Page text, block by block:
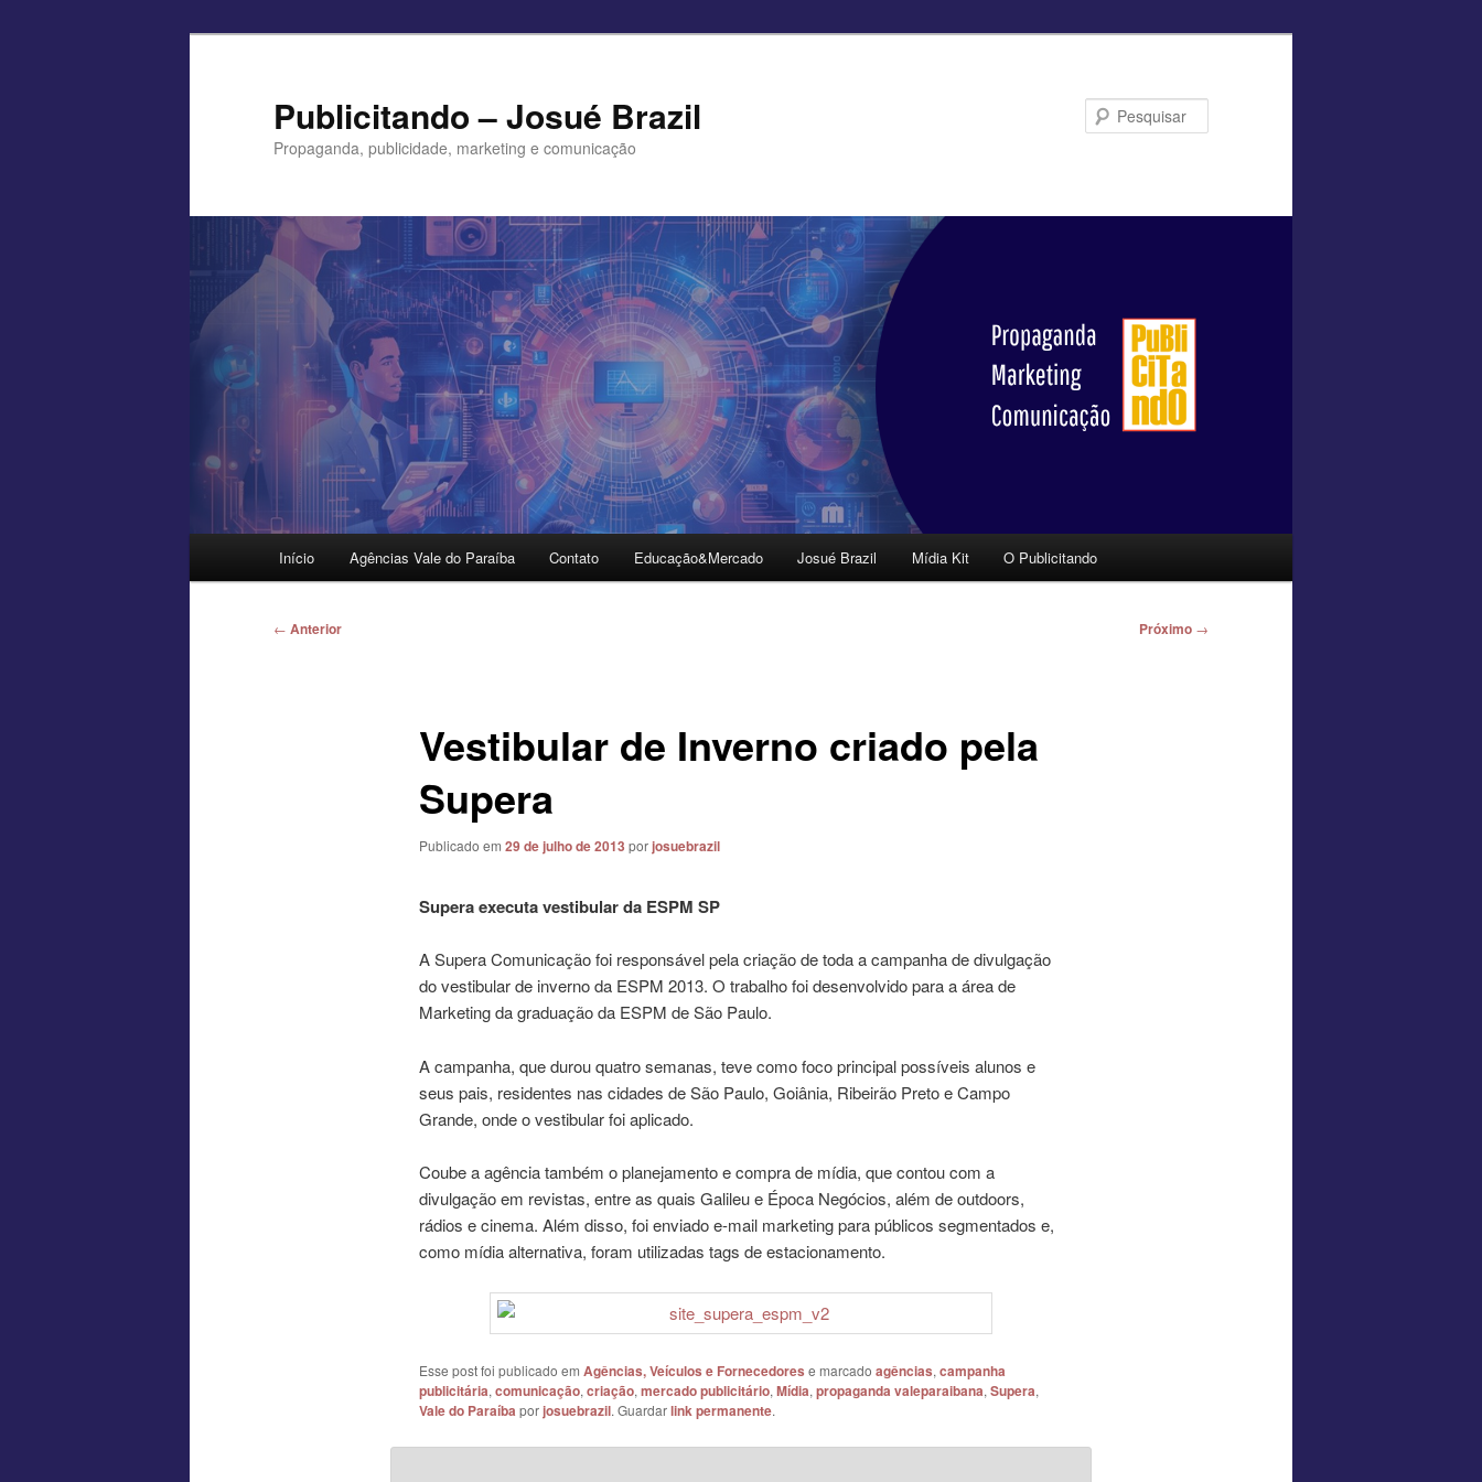
Publicitando – Josué Brazil
Propaganda, publicidade, marketing e comunicação
Início Agências Vale do Paraíba Contato Educação&Mercado Josué Brazil Mídia Kit O Publicitando
Navegação
← Anterior Próximo →
Vestibular de Inverno criado pela
Supera
Publicado em 29 de julho de 2013 porjosuebrazil
Supera executa vestibular da ESPM SP
A Supera Comunicação foi responsável pela criação de toda a campanha de divulgação
do vestibular de inverno da ESPM 2013. O trabalho foi desenvolvido para a área de
Marketing da graduação da ESPM de São Paulo.
A campanha, que durou quatro semanas, teve como foco principal possíveis alunos e
seus pais, residentes nas cidades de São Paulo, Goiânia, Ribeirão Preto e Campo
Grande, onde o vestibular foi aplicado.
Coube a agência também o planejamento e compra de mídia, que contou com a
divulgação em revistas, entre as quais Galileu e Época Negócios, além de outdoors,
rádios e cinema. Além disso, foi enviado e-mail marketing para públicos segmentados e,
como mídia alternativa, foram utilizadas tags de estacionamento.
Esse post foi publicado em Agências, Veículos e Fornecedores e marcado agências, campanha
publicitária, comunicação, criação, mercado publicitário, Mídia, propaganda valeparaibana, Supera,
Vale do Paraíba porjosuebrazil. Guardarlink permanente.